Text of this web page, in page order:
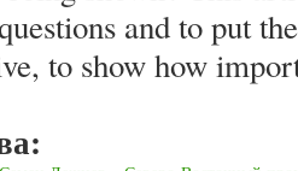
and to put
to show how